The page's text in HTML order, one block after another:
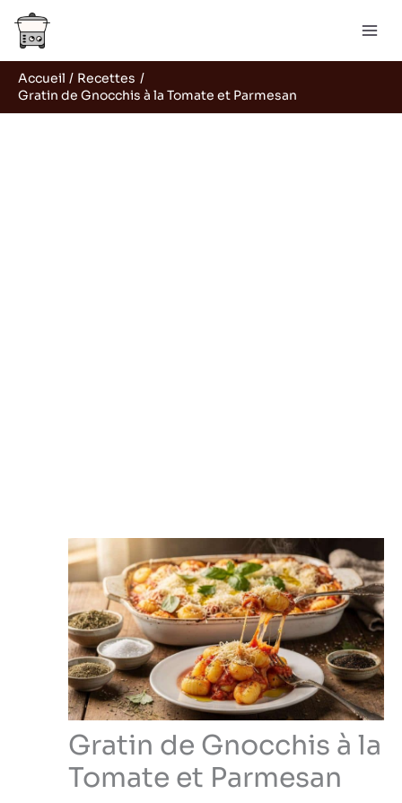
Aller
contenu
Accueil
Recettes
Gratin de Gnocchis à la Tomate et Parmesan
Gratin de Gnocchis à la
Tomate et Parmesan
e
c
h
e